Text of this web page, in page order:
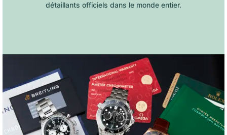
détaillants officiels dans le monde entier.